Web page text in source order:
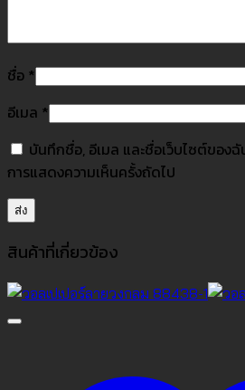
ชื่อ *
อีเมล *
บันทึกชื่อ, อีเมล และชื่อเว็บไซต์ของ
การแสดงความเห็นครั้งถัดไป
สินค้าที่เกี่ยวข้อง